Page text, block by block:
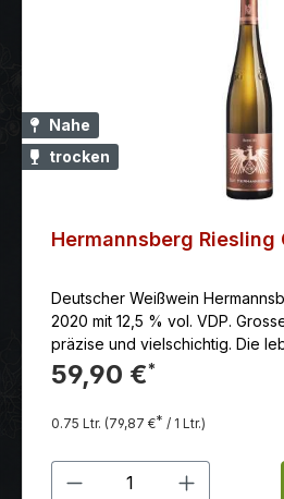
Nahe
trocken
Hermannsberg Riesling
Deutscher Weißwein
2020 mit 12,5 % vol. VDP.
präzise und vielschichtig. Die
mineralische Struktur verleihen
Eleganz.
59,90 €*
0.75 Ltr. (79,87 €* / 1 Ltr.)
Produkt Anzahl: